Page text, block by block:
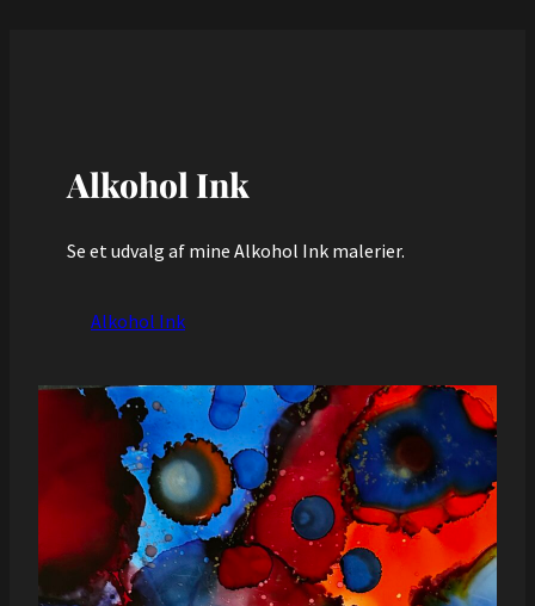
Alkohol Ink
Se et udvalg af mine Alkohol Ink malerier.
Alkohol Ink